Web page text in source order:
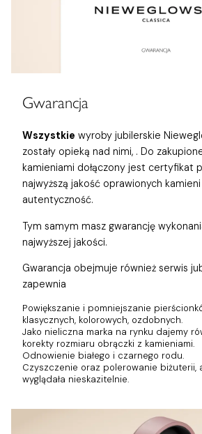
Gwarancja
Wszystkie wyroby jubilerskie
zostały opieką nad nimi, . Do
kamieniami dołączony jest certyfikat
najwyższą jakość oprawionych
autentyczność.
Tym samym masz gwarancję
najwyższej jakości.
Gwarancja obejmuje również serwis
zapewnia
Powiększanie i pomniejszanie
klasycznych, kolorowych, ozdobnych.
Jako nieliczna marka na rynku dajemy
korekty rozmiaru obrączki z kamieniami.
Odnowienie białego i czarnego rodu.
Czyszczenie oraz polerowanie biżuterii,
wyglądała nieskazitelnie.